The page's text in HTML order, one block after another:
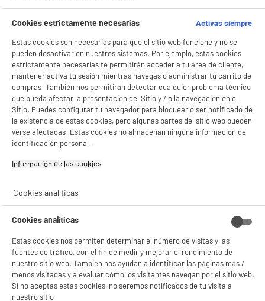
Cookies estrictamente necesarias
Activas siempre
Estas cookies son necesarias para que el sitio web funcione y no se
pueden desactivar en nuestros sistemas. Por ejemplo, estas cookies
estrictamente necesarias te permitirán acceder a tu área de cliente,
mantener activa tu sesión mientras navegas o administrar tu carrito de
compras. También nos permitirán detectar cualquier problema técnico
que pueda afectar la presentación del Sitio y / o la navegación en el
Sitio. Puedes configurar tu navegador para bloquear o ser notificado de
la existencia de estas cookies, pero algunas partes del sitio web pueden
verse afectadas. Estas cookies no almacenan ninguna información de
identificación personal.
Información de las cookies‎
Cookies analíticas
Cookies analíticas
Estas cookies nos permiten determinar el número de visitas y las
fuentes de tráfico, con el fin de medir y mejorar el rendimiento de
nuestro sitio web. También nos ayudan a identificar las páginas más /
menos visitadas y a evaluar cómo los visitantes navegan por el sitio web.
Si no aceptas estas cookies, no seremos notificados de tu visita a
nuestro sitio.